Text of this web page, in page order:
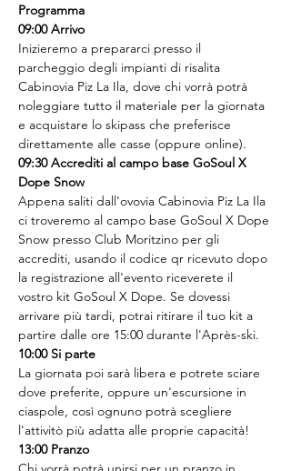
Programma
09:00 Arrivo
Inizieremo a prepararci presso il
parcheggio degli impianti di risalita
Cabinovia Piz La Ila, dove chi vorrà potrà
noleggiare tutto il materiale per la giornata
e acquistare lo skipass che preferisce
direttamente alle casse (oppure online).
09:30 Accrediti al campo base GoSoul X
Dope Snow
Appena saliti dall'ovovia Cabinovia Piz La Ila
ci troveremo al campo base GoSoul X Dope
Snow presso Club Moritzino per gli
accrediti, usando il codice qr ricevuto dopo
la registrazione all'evento riceverete il
vostro kit GoSoul X Dope. Se dovessi
arrivare più tardi, potrai ritirare il tuo kit a
partire dalle ore 15:00 durante l'Après-ski.
10:00 Si parte
La giornata poi sarà libera e potrete sciare
dove preferite, oppure un'escursione in
ciaspole, così ognuno potrà scegliere
l'attivitò più adatta alle proprie capacità!
13:00 Pranzo